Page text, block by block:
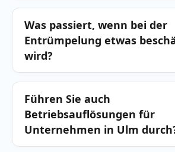
Was passiert, wenn bei der
Entrümpelung etwas
wird?
Führen Sie auch
Betriebsauflösungen für
Unternehmen in Ulm